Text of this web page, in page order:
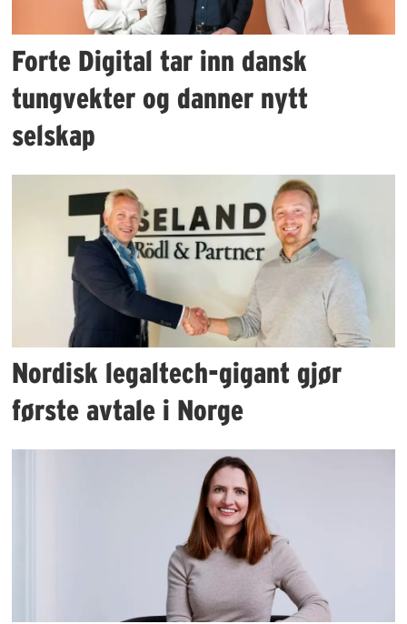
Forte Digital tar inn dansk
tungvekter og danner nytt
selskap
Nordisk legaltech-gigant gjør
første avtale i Norge